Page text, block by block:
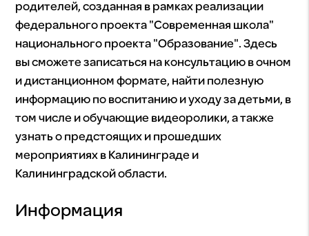
родителей, созданная в рамках реализации
федерального проекта "Современная школа"
национального проекта "Образование". Здесь
вы сможете записаться на консультацию в очном
и дистанционном формате, найти полезную
информацию по воспитанию и уходу за детьми, в
том числе и обучающие видеоролики, а также
узнать о предстоящих и прошедших
мероприятиях в Калининграде и
Калининградской области.
Информация